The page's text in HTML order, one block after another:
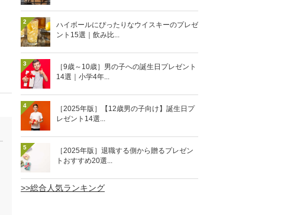
2
ハイボールにぴったりなウイスキーのプレゼ
ント15選｜飲み比...
3
［9歳～10歳］男の子への誕生日プレゼント
14選｜小学4年...
4
［2025年版］【12歳男の子向け】誕生日プ
レゼント14選...
5
［2025年版］退職する側から贈るプレゼン
トおすすめ20選...
>>総合人気ランキング